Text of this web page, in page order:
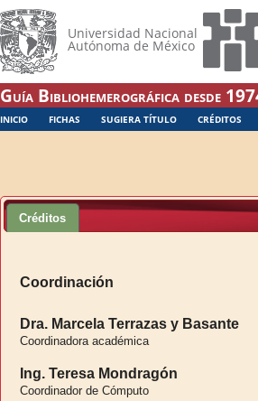
Universidad Nacional
Autónoma de México
Guía Bibliohemerográfica desde
INICIO FICHAS SUGIERA TÍTULO CRÉDITOS
Créditos
Coordinación
Dra. Marcela Terrazas y Basante
Coordinadora académica
Ing. Teresa Mondragón
Coordinador de Cómputo